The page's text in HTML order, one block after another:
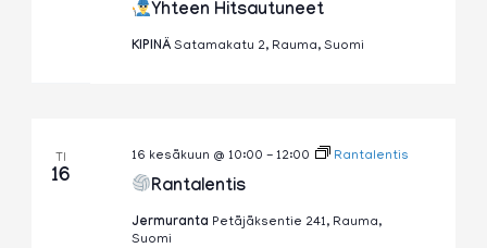
Yhteen Hitsautuneet
KIPINÄ Satamakatu 2, Rauma, Suomi
TI
16 Rantalentis
16 kesäkuun @ 10:00 - 12:00 Rantalentis
Jermuranta Petäjäksentie 241, Rauma,
Suomi